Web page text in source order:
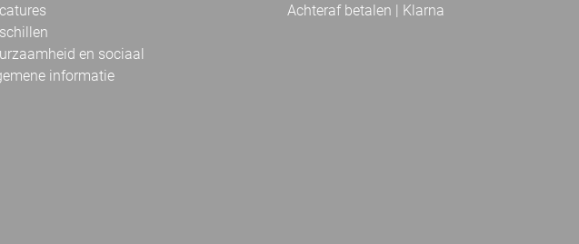
en sociaal
informatie
Achteraf betalen | Klarna